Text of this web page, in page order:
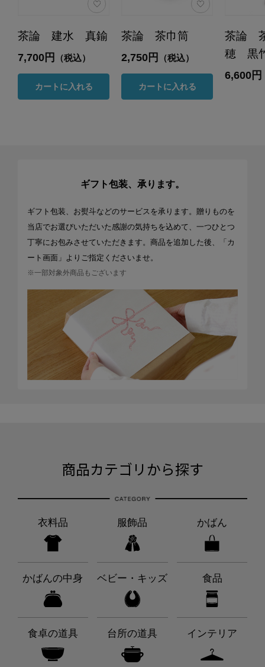
茶論 建水 真鍮
7,700円 （税込）
カートに入れる
茶論 茶巾筒
2,750円 （税込）
カートに入れる
茶論
穂 黒
6,600円
ギフト包装、承ります。
ギフト包装、お熨斗などのサービスを承ります。贈りものを
当店でお選びいただいた感謝の気持ちを込めて、一つひとつ
丁寧にお包みさせていただきます。商品を追加した後、「カ
ート画面」よりご指定くださいませ。
※一部対象外商品もございます
商品カテゴリから探す
衣料品 服飾品 かばん
かばんの中身 ベビー・キッズ 食品
食卓の道具 台所の道具 インテリア